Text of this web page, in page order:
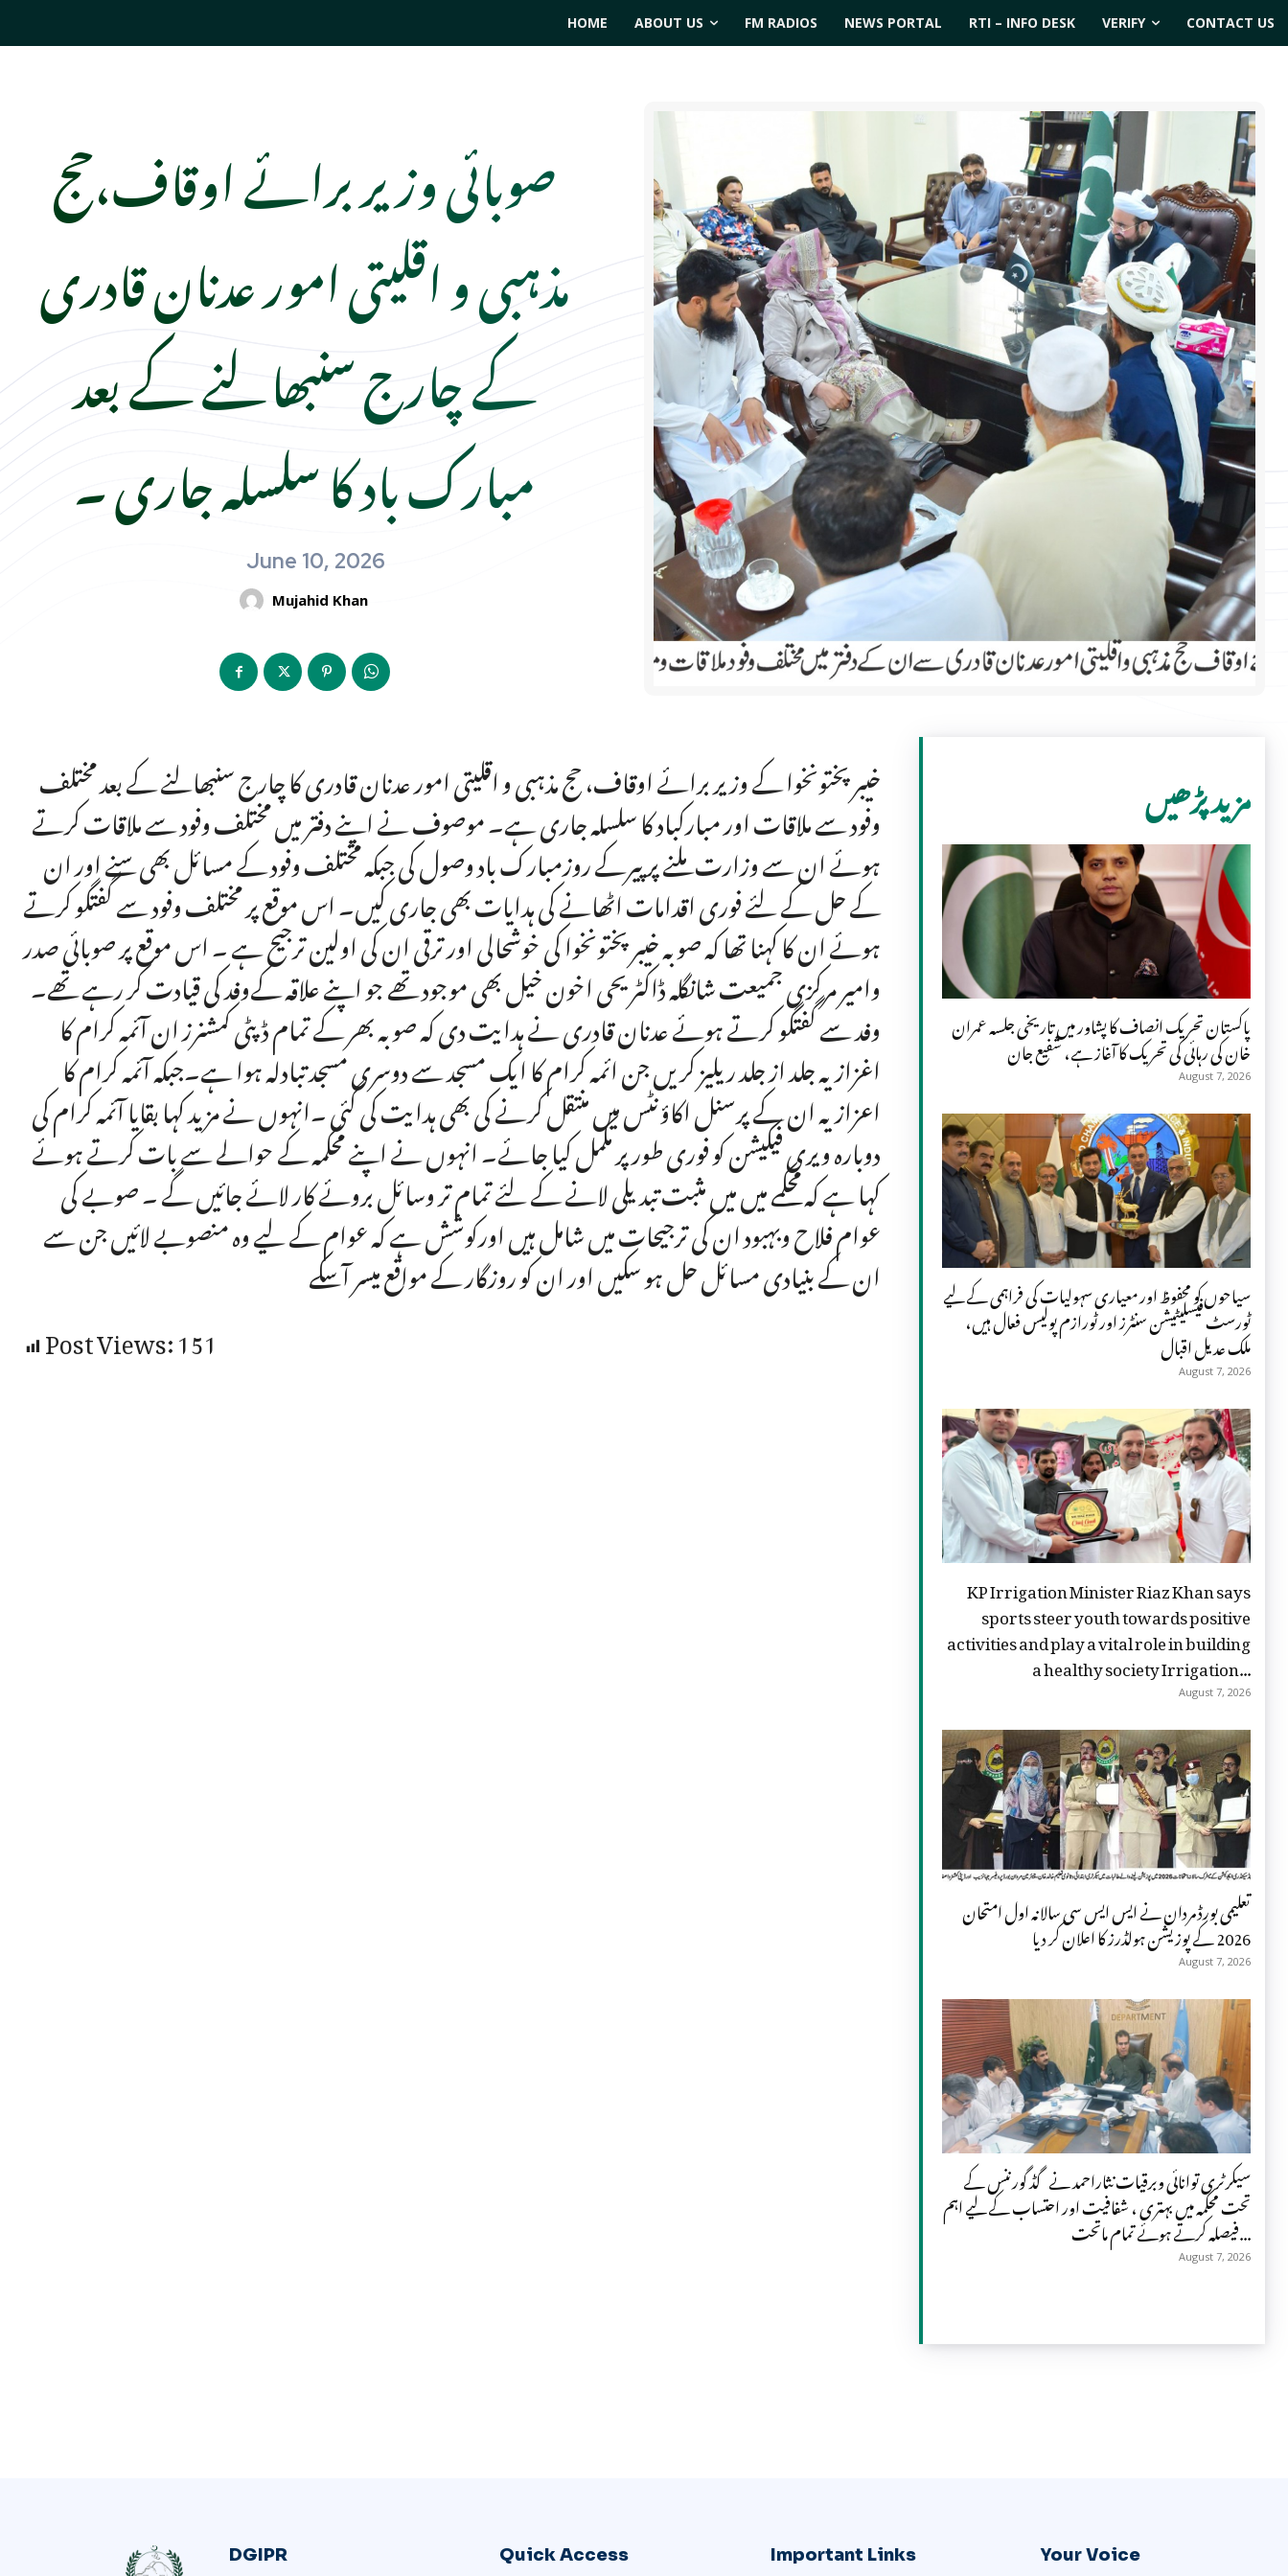
HOME ABOUT US FM RADIOS NEWS PORTAL RTI – INFO DESK VERIFY CONTACT US
صوبائی وزیر برائے اوقاف،حج
مذہبی و اقلیتی امور عدنان قادری
کے چارج سنبھالنے کے بعد
مبارک باد کا سلسلہ جاری ۔
June 10, 2026
Mujahid Khan
خیبرپختونخوا کے وزیر برائے اوقاف، حج مذہبی و اقلیتی امور عدنان قادری کا چارج سنبھالنے کے بعد مختلف
وفود سے ملاقات اور مبارکباد کا سلسلہ جاری ہے۔ موصوف نے اپنے دفتر میں مختلف وفود سے ملاقات کرتے
ہوئے ان سے وزارت ملنے پر پیرکے روزمبارک باد وصول کی جبکہ مختلف وفود کے مسائل بھی سنے اور ان
کے حل کے لئے فوری اقدامات اٹھانے کی ہدایات بھی جاری کیں۔ اس موقع پر مختلف وفود سے گفتگو کرتے
ہوئے ان کا کہنا تھا کہ صوبہ خیبر پختونخوا کی خوشحالی اور ترقی ان کی اولین ترجیح ہے ۔ اس موقع پر صوبائی صدر
وامیر مرکزی جمیعت شانگلہ ڈاکٹر یحی اخون خیل بھی موجود تھے جو اپنے علاقہ کےوفد کی قیادت کر رہے تھے۔
وفد سے گفتگو کرتے ہوئے عدنان قادری نے ہدایت دی کہ صوبہ بھر کے تمام ڈپٹی کمشنرز ان آئمہ کرام کا
اغزازیہ جلد از جلد ریلیز کریں جن ائمہ کرام کا ایک مسجد سے دوسری مسجد تبادلہ ہوا ہے۔جبکہ آئمہ کرام کا
اعزازیہ ان کے پرسنل اکاؤنٹس میں منتقل کرنے کی بھی ہدایت کی گئی ۔انہوں نے مزید کہا بقایا آئمہ کرام کی
دوبارہ ویری فیکیشن کو فوری طور پر مکمل کیا جائے۔ انہوں نے اپنے محکمہ کے حوالے سے بات کرتے ہوئے
کہا ہے کہ محکمے میں میں مثبت تبدیلی لانے کے لئے تمام تر وسائل بروئے کار لائے جائیں گے ۔ صوبے کی
عوام فلاح وبہبود ان کی ترجیحات میں شامل ہیں اورکوشش ہے کہ عوام کے لیے وہ منصوبے لائیں جن سے
ان کے بنیادی مسائل حل ہو سکیں اور ان کو روزگار کے مواقع میسر آسکے
Post Views:151
مزید پڑھیں
پاکستان تحریک انصاف کا پشاور میں تاریخی جلسہ عمران
خان کی رہائی کی تحریک کا آغاز ہے، شفیع جان
August 7, 2026
سیاحوں کو محفوظ اور معیاری سہولیات کی فراہمی کے لیے
ٹورسٹ فیسلیٹیشن سنٹرز اور ٹورازم پولیس فعال ہیں،
ملک عدیل اقبال
August 7, 2026
KP Irrigation Minister Riaz Khan says
sports steer youth towards positive
activities and play a vital role in building
a healthy society Irrigation...
August 7, 2026
تعلیمی بورڈ مردان نے ایس ایس سی سالانہ اول امتحان
2026 کے پوزیشن ہولڈرز کا اعلان کر دیا
August 7, 2026
سیکرٹری توانائی وبرقیات نثاراحمد نے گڈ گورننس کے
تحت محکمہ میں بہتری ، شفافیت اور احتساب کے لیے اہم
فیصلہ کرتے ہوئے تمام ماتحت...
August 7, 2026
DGIPR Quick Access Important Links Your Voice